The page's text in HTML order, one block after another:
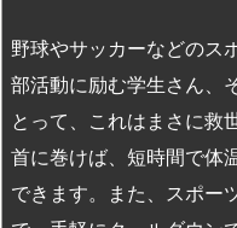
野球やサッカーなどのス
部活動に励む学生さん、
とって、これはまさに救
首に巻けば、短時間で体
できます。また、スポー